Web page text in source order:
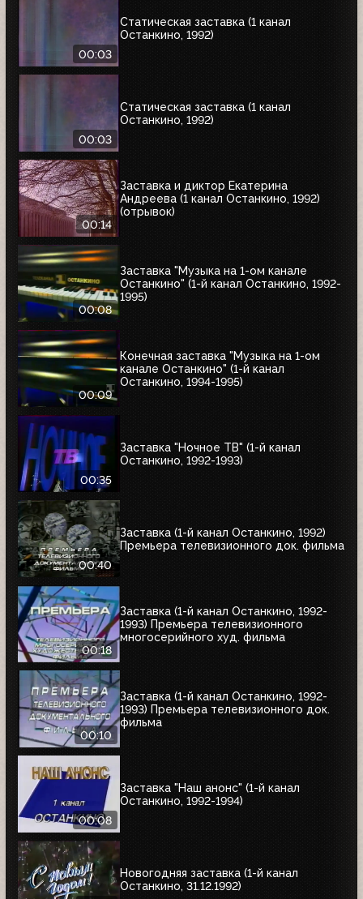
00:03
Статическая заставка (1 канал
Останкино, 1992)
00:03
Статическая заставка (1 канал
Останкино, 1992)
00:14
Заставка и диктор Екатерина
Андреева (1 канал Останкино, 1992)
(отрывок)
00:08
Заставка "Музыка на 1-ом канале
Останкино" (1-й канал Останкино, 1992-
1995)
00:09
Конечная заставка "Музыка на 1-ом
канале Останкино" (1-й канал
Останкино, 1994-1995)
00:35
Заставка "Ночное ТВ" (1-й канал
Останкино, 1992-1993)
00:40
Заставка (1-й канал Останкино, 1992)
Премьера телевизионного док. фильма
00:18
Заставка (1-й канал Останкино, 1992-
1993) Премьера телевизионного
многосерийного худ. фильма
00:10
Заставка (1-й канал Останкино, 1992-
1993) Премьера телевизионного док.
фильма
00:08
Заставка "Наш анонс" (1-й канал
Останкино, 1992-1994)
Новогодняя заставка (1-й канал
Останкино, 31.12.1992)